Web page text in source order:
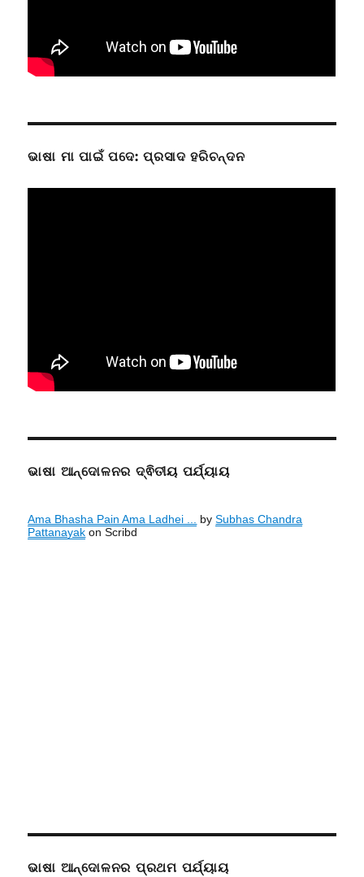
ଭାଷା ମା ପାଇଁ ପଦେ: ପ୍ରସାଦ ହରିଚନ୍ଦନ
ଭାଷା ଆନ୍ଦୋଳନର ଦ୍ଵିତୀୟ ପର୍ଯ୍ୟାୟ
Ama Bhasha Pain Ama Ladhei ... bySubhas Chandra
Pattanayak on Scribd
ଭାଷା ଆନ୍ଦୋଳନର ପ୍ରଥମ ପର୍ଯ୍ୟାୟ